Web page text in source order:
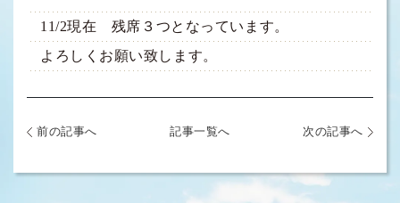
11/2現在 残席３つとなっています。
よろしくお願い致します。
前の記事へ 記事一覧へ 次の記事へ